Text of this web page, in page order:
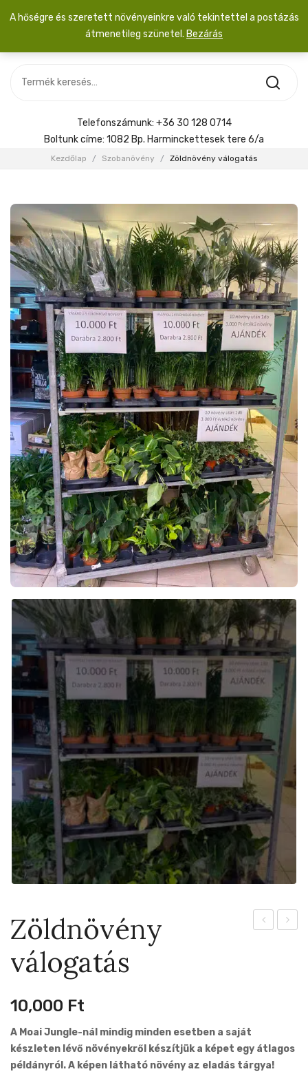
SZOBANÖVÉNY
KIEGÉSZÍTŐK
Menyasszonyi csokor
Telefonszámunk: +36 30 128 0714
Boltunk címe: 1082 Bp. Harminckettesek tere 6/a
Kezdőlap / Szobanövény / Zöldnövény válogatás
Zöldnövény
válogatás
10,000 Ft
A Moai Jungle-nál mindig minden esetben a saját
készleten lévő növényekről készítjük a képet egy átlagos
példányról. A képen látható növény az eladás tárgya!
A hőségre és szeretett növényeinkre való tekintettel a postázás
átmenetileg szünetel. Bezárás